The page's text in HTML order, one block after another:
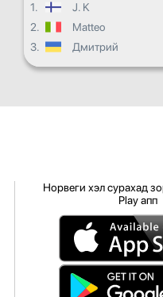
1. J. K
2.
Matteo
3.
Дмитрий
Норвеги хэл сурахад
Play апп